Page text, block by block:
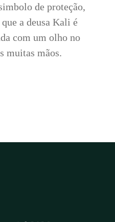
de proteção,
a deusa Kali é
com um olho no
muitas mãos.